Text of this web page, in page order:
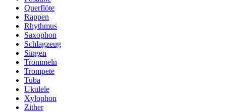
Querflöte
Rappen
Rhythmus
Saxophon
Schlagzeug
Singen
Trommeln
Trompete
Tuba
Ukulele
Xylophon
Zither